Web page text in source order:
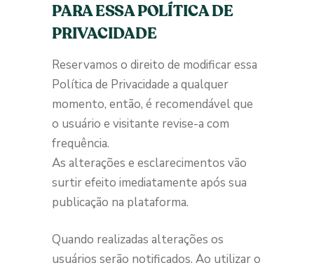
PARA ESSA POLÍTICA DE
PRIVACIDADE
Reservamos o direito de modificar essa
Política de Privacidade a qualquer
momento, então, é recomendável que
o usuário e visitante revise-a com
frequência.
As alterações e esclarecimentos vão
surtir efeito imediatamente após sua
publicação na plataforma.
Quando realizadas alterações os
usuários serão notificados. Ao utilizar o